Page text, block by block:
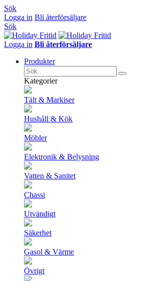
Sök
Logga in Bli återförsäljare
Sök
Logga in Bli återförsäljare
Produkter
Kategorier
Tält & Markiser
Hushåll & Kök
Möbler
Elektronik & Belysning
Vatten & Sanitet
Chassi
Utvändigt
Säkerhet
Gasol & Värme
Övrigt